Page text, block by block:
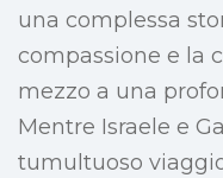
una complessa
compassione e la
mezzo a una
Mentre Israele e
tumultuoso